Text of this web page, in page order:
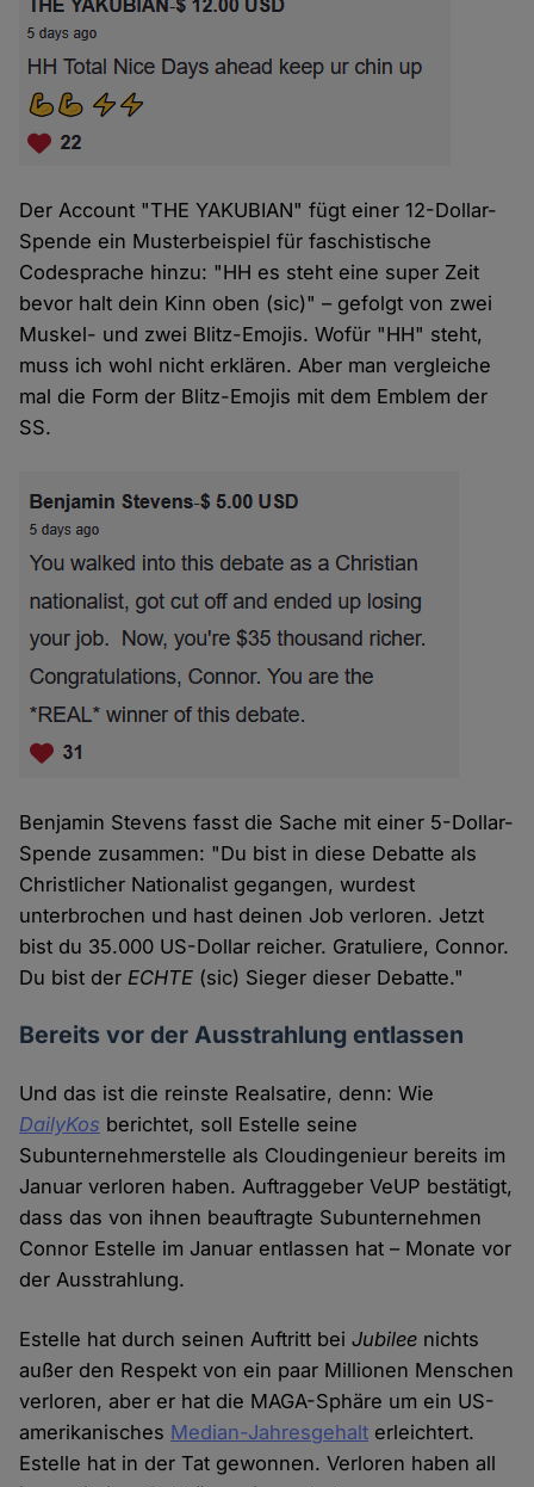
Der Account "THE YAKUBIAN" fügt einer 12-Dollar-
Spende ein Musterbeispiel für faschistische
Codesprache hinzu: "HH es steht eine super Zeit
bevor halt dein Kinn oben (sic)" – gefolgt von zwei
Muskel- und zwei Blitz-Emojis. Wofür "HH" steht,
muss ich wohl nicht erklären. Aber man vergleiche
mal die Form der Blitz-Emojis mit dem Emblem der
SS.
Benjamin Stevens fasst die Sache mit einer 5-Dollar-
Spende zusammen: "Du bist in diese Debatte als
Christlicher Nationalist gegangen, wurdest
unterbrochen und hast deinen Job verloren. Jetzt
bist du 35.000 US-Dollar reicher. Gratuliere, Connor.
Du bist der ECHTE (sic) Sieger dieser Debatte."
Bereits vor der Ausstrahlung entlassen
Und das ist die reinste Realsatire, denn: Wie
DailyKos berichtet, soll Estelle seine
Subunternehmerstelle als Cloudingenieur bereits im
Januar verloren haben. Auftraggeber VeUP bestätigt,
dass das von ihnen beauftragte Subunternehmen
Connor Estelle im Januar entlassen hat – Monate vor
der Ausstrahlung.
Estelle hat durch seinen Auftritt beiJubilee nichts
außer den Respekt von ein paar Millionen Menschen
verloren, aber er hat die MAGA-Sphäre um ein US-
amerikanisches Median-Jahresgehalt erleichtert.
Estelle hat in der Tat gewonnen. Verloren haben all